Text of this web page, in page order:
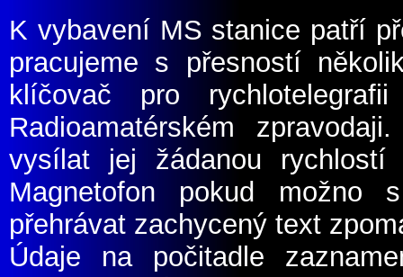
K vybavení MS stanice patří
pracujeme s přesností
klíčovač pro
Radioamatérském
vysílat jej žádanou
Magnetofon pokud možno
přehrávat zachycený text
Údaje na počitadle